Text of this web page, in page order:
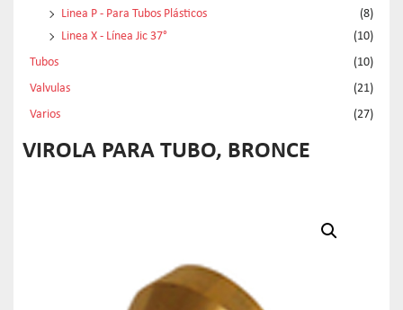
Linea P - Para Tubos Plásticos
(8)
Linea X - Línea Jic 37°
(10)
Tubos
(10)
Valvulas
(21)
Varios
(27)
VIROLA PARA TUBO, BRONCE